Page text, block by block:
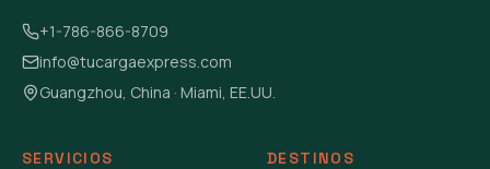
+1-786-866-8709
info@tucargaexpress.com
Guangzhou, China · Miami, EE.UU.
SERVICIOS DESTINOS